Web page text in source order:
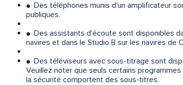
● Des téléphones munis d'un amplificateur
publiques.
● Des assistants d'écoute sont disponibles
navires et dans le Studio B sur les navires de
● Des téléviseurs avec sous-titrage sont
Veuillez noter que seuls certains
la sécurité comportent des sous-titres.